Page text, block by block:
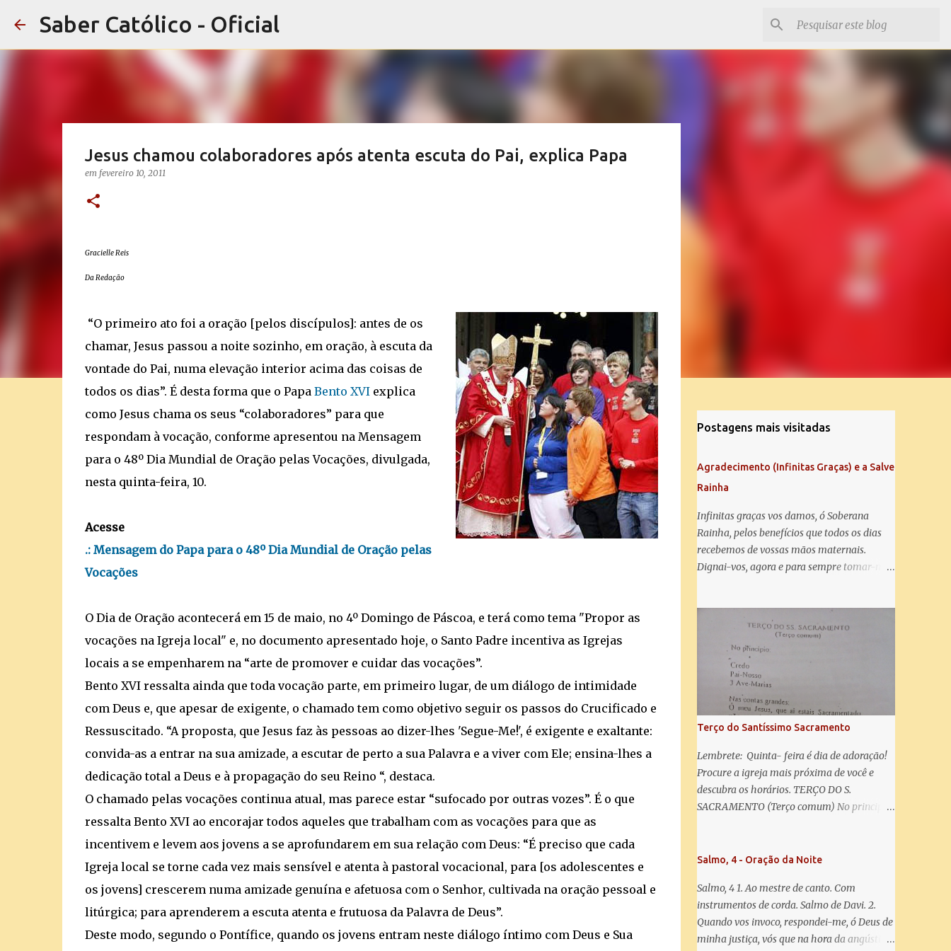
Saber Católico - Oficial
Jesus chamou colaboradores após atenta escuta do Pai, explica Papa
em fevereiro 10, 2011
Gracielle Reis
Da Redação
“O primeiro ato foi a oração [pelos discípulos]: antes de os
chamar, Jesus passou a noite sozinho, em oração, à escuta da
vontade do Pai, numa elevação interior acima das coisas de
todos os dias”. É desta forma que o Papa Bento XVI explica
como Jesus chama os seus “colaboradores” para que
respondam à vocação, conforme apresentou na Mensagem
para o 48º Dia Mundial de Oração pelas Vocações, divulgada,
nesta quinta-feira, 10.
Acesse
.: Mensagem do Papa para o 48º Dia Mundial de Oração pelas
Vocações
O Dia de Oração acontecerá em 15 de maio, no 4º Domingo de Páscoa, e terá como tema "Propor as
vocações na Igreja local" e, no documento apresentado hoje, o Santo Padre incentiva as Igrejas
locais a se empenharem na “arte de promover e cuidar das vocações”.
Bento XVI ressalta ainda que toda vocação parte, em primeiro lugar, de um diálogo de intimidade
com Deus e, que apesar de exigente, o chamado tem como objetivo seguir os passos do Crucificado e
Ressuscitado. “A proposta, que Jesus faz às pessoas ao dizer-lhes 'Segue-Me!', é exigente e exaltante:
convida-as a entrar na sua amizade, a escutar de perto a sua Palavra e a viver com Ele; ensina-lhes a
dedicação total a Deus e à propagação do seu Reino “, destaca.
O chamado pelas vocações continua atual, mas parece estar “sufocado por outras vozes”. É o que
ressalta Bento XVI ao encorajar todos aqueles que trabalham com as vocações para que as
incentivem e levem aos jovens a se aprofundarem em sua relação com Deus: “É preciso que cada
Igreja local se torne cada vez mais sensível e atenta à pastoral vocacional, para [os adolescentes e
os jovens] crescerem numa amizade genuína e afetuosa com o Senhor, cultivada na oração pessoal e
litúrgica; para aprenderem a escuta atenta e frutuosa da Palavra de Deus”.
Deste modo, segundo o Pontífice, quando os jovens entram neste diálogo íntimo com Deus e Sua
Postagens mais visitadas
Agradecimento (Infinitas Graças) e a Salve
Rainha
Infinitas graças vos damos, ó Soberana
Rainha, pelos benefícios que todos os dias
recebemos de vossas mãos maternais.
Dignai-vos, agora e para sempre tomar-nos
Salve Rainha: Salve Rainha , Mãe de
misericórdia, vida, doçura, esperança nossa,
salve! A vós bradamos os degredados filhos
de Eva, a vós suspiramos, gemendo e
chorando neste vale de lágrimas. Eia, pois,
Advogada nossa, estes vossos olhos
misericordiosos a nós volvei, e depois deste
desterro, mostrai-nos Jesus. Bendito é o
fruto do vosso ventre, ó clemente, ó piedosa,
ó doce e sempre Virgem Maria. Rogai por
nós Santa Mãe de Deus. Para que sejamos
dignos das promessas de Cristo. Amém.
Terço do Santíssimo Sacramento
Lembrete: Quinta- feira é dia de adoração!
Procure a igreja mais próxima de você e
descubra os horários. TERÇO DO S.
SACRAMENTO (Terço comum) No principio:
Sacramentado, não permitais que eu viva
coração ao Vosso e o Vosso ao meu, e, nem
sem Vós morra eu! Nas contas pequenas:
Sacramento de Amor! Misericórdia Senhor!
Glória ao Pai: Cristo pão da vida e remédio
Salmo, 4 - Oração da Noite
Salmo, 4 1. Ao mestre de canto. Com
instrumentos de corda. Salmo de Davi. 2.
Quando vos invoco, respondei-me, ó Deus de
minha justiça, vós que na hora da angústia